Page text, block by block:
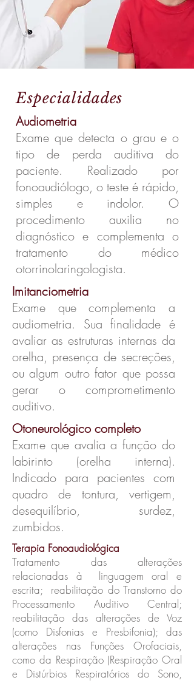
Especialidades
Audiometria
Exame que detecta o grau e o
tipo de perda auditiva do
paciente. Realizado por
fonoaudiólogo, o teste é rápido,
simples e indolor. O
procedimento auxilia no
diagnóstico e complementa o
tratamento do médico
otorrinolaringologista.
Imitanciometria
Exame que complementa a
audiometria. Sua finalidade é
avaliar as estruturas internas da
orelha, presença de secreções,
ou algum outro fator que possa
gerar o comprometimento
auditivo.
Otoneurológico completo
Exame que avalia a função do
labirinto (orelha interna).
Indicado para pacientes com
quadro de tontura, vertigem,
desequilíbrio, surdez,
zumbidos.
Terapia Fonoaudiológica
Tratamento das alterações
relacionadas à linguagem oral e
escrita; reabilitação do Transtorno do
Processamento Auditivo Central;
reabilitação das alterações de Voz
(como Disfonias e Presbifonia); das
alterações nas Funções Orofaciais,
como da Respiração (Respiração Oral
e Distúrbios Respiratórios do Sono,